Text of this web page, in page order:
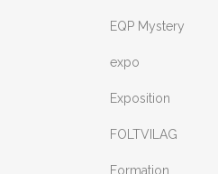
EQP Mystery
expo
Exposition
FOLTVILAG
Formation